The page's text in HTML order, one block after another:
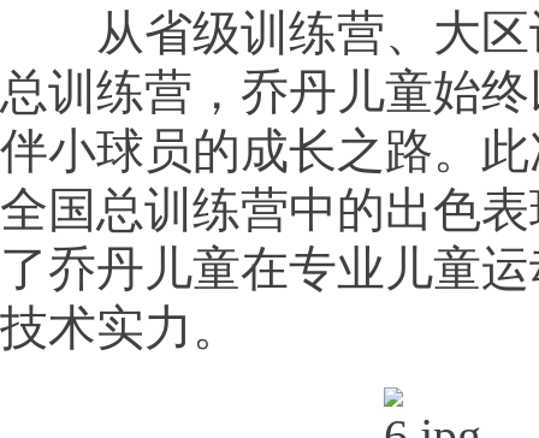
从省级训练营、大区
总训练营，乔丹儿童始
伴小球员的成长之路。
全国总训练营中的出色
了乔丹儿童在专业儿童
技术实力。